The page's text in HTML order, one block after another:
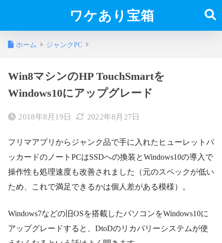
ワケあり宝箱
ホーム ジャンクPC
Win8マシンのHP TouchSmartを
Windows10にアップグレード
2018年8月19日 2022年8月27日
フリマアプリからジャンク品で手に入れたヒューレットパ
ッカードのノートPCはSSDへの換装とWindows10の導入で
操作性も処理速度も改善されました（元のスペックが低い
ため、これで満足できるかは個人差がある模様）。
Windows7などの旧OSを搭載したパソコンをWindows10に
アップグレードすると、DtoDのリカバリーシステムが使